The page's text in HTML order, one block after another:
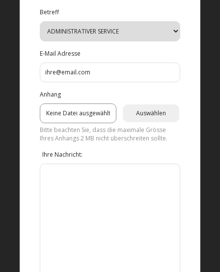
Betreff
E-Mail Adresse
Anhang
Bitte beachten Sie, dass die maximale Grösse
Ihres Anhangs 2 MB nicht überschreiten sollte.
Ihre Nachricht: